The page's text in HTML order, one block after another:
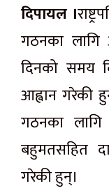
दिपायल ।
गठनका लागि
दिनको समय
आह्वान गरेकी
गठनका
बहुमतसहित
गरेकी हुन्।